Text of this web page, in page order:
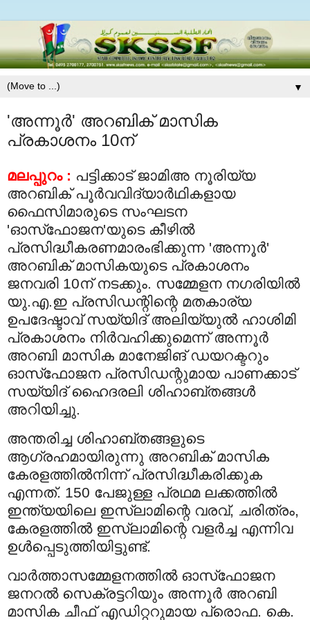
▼
'അന്നൂര്‍' അറബിക് മാസിക
പ്രകാശനം 10ന്
മലപ്പുറം : പട്ടിക്കാട് ജാമിഅ നൂരിയ്യ
അറബിക് പൂര്‍വവിദ്യാര്‍ഥികളായ
ഫൈസിമാരുടെ സംഘടന
'ഓസ്‌ഫോജന'യുടെ കീഴില്‍
പ്രസിദ്ധീകരണമാരംഭിക്കുന്ന 'അന്നൂര്‍'
അറബിക് മാസികയുടെ പ്രകാശനം
ജനവരി 10ന് നടക്കും. സമ്മേളന നഗരിയില്‍
യു.എ.ഇ പ്രസിഡന്റിന്റെ മതകാര്യ
ഉപദേഷ്ടാവ് സയ്യിദ് അലിയ്യുല്‍ ഹാശിമി
പ്രകാശനം നിര്‍വഹിക്കുമെന്ന് അന്നൂര്‍
അറബി മാസിക മാനേജിങ് ഡയറക്ടറും
ഓസ്‌ഫോജന പ്രസിഡന്റുമായ പാണക്കാട്
സയ്യിദ് ഹൈദരലി ശിഹാബ്തങ്ങള്‍
അറിയിച്ചു.
അന്തരിച്ച ശിഹാബ്തങ്ങളുടെ
ആഗ്രഹമായിരുന്നു അറബിക് മാസിക
കേരളത്തില്‍നിന്ന് പ്രസിദ്ധീകരിക്കുക
എന്നത്. 150 പേജുള്ള പ്രഥമ ലക്കത്തില്‍
ഇന്ത്യയിലെ ഇസ്‌ലാമിന്റെ വരവ്, ചരിത്രം,
കേരളത്തില്‍ ഇസ്‌ലാമിന്റെ വളര്‍ച്ച എന്നിവ
ഉള്‍പ്പെടുത്തിയിട്ടുണ്ട്.
വാര്‍ത്താസമ്മേളനത്തില്‍ ഓസ്‌ഫോജന
ജനറല്‍ സെക്രട്ടറിയും അന്നൂര്‍ അറബി
മാസിക ചീഫ് എഡിറ്ററുമായ പ്രൊഫ. കെ.